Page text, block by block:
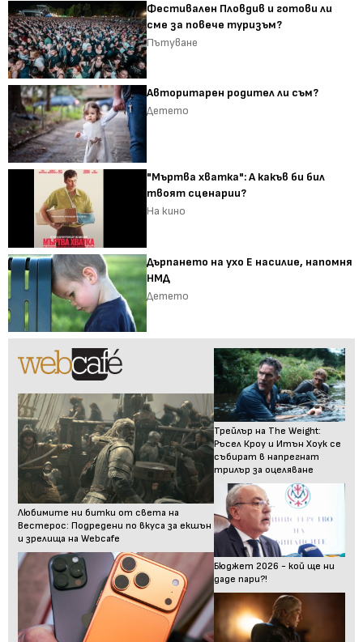
Фестивален Пловдив и готови ли
сме за повече туризъм?
Пътуване
Авторитарен родител ли съм?
Детето
"Мъртва хватка": А какъв би бил
твоят сценарии?
На кино
Дърпането на ухо Е насилие, напомня
НМД
Детето
Любимите ни битки от света на
Вестерос: Подредени по вкуса за екшън
и зрелища на Webcafe
Трейлър на The Weight:
Ръсел Кроу и Итън Хоук се
събират в напрегнат
трилър за оцеляване
Бюджет 2026 - кой ще ни
даде пари?!